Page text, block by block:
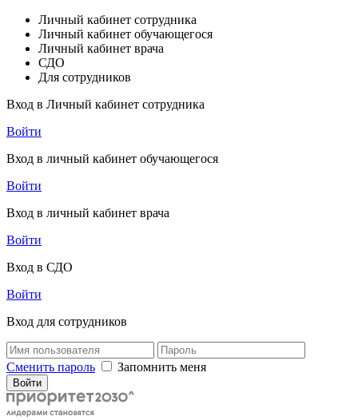
Личный кабинет сотрудника
Личный кабинет обучающегося
Личный кабинет врача
СДО
Для сотрудников
Вход в Личный кабинет сотрудника
Войти
Вход в личный кабинет обучающегося
Войти
Вход в личный кабинет врача
Войти
Вход в СДО
Войти
Вход для сотрудников
Сменить пароль Запомнить меня